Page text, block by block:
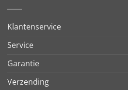
Klantenservice
Service
Garantie
Verzending